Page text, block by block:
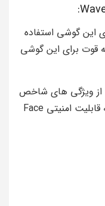
از سیستم عامل اندروید 13 برای این گوشی استفاده
قوت برای این گوشی
از ویژگی های شاخص
این موبایل در بحث نرم افزاری میشه به قابلیت امنیتی Face